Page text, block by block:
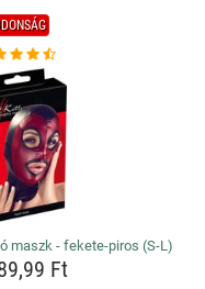
maszk - fekete-piros (S-L)
Ft